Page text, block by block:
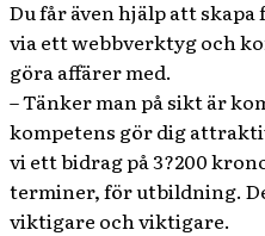
Du får även hjälp att
via ett webbverktyg och
göra affärer med.
– Tänker man på sikt är
kompetens gör dig
vi ett bidrag på 3?200
terminer, för utbildning.
viktigare och viktigare.